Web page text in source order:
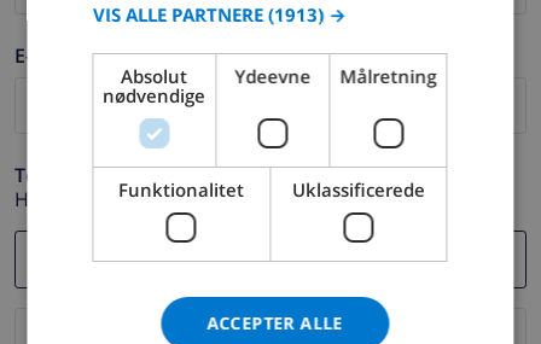
E-mail *
Telefon *
Hvis din e-mail adresse ikke fungerer korrekt.
ITALIAN
NORWEGIAN
VIS ALLE PARTNERE (1913) →
Absolut
nødvendige
Ydeevne Målretning
Funktionalitet Uklassificerede
ACCEPTER ALLE